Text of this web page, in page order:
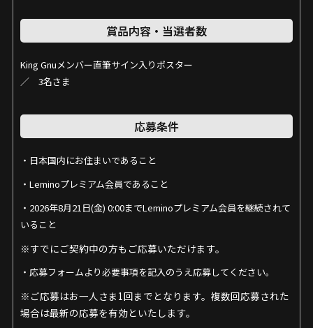
４．本特典と当社が同時期に実施するほかの特典との重複当選がで
きない場合があります。また、応募受付状況や抽選結果に関する
ください。
５．「ドコモ MAX」または「ドコモ ポイ活 MAX」の契約を条件とし
翌月から起算して1年以内に開始される同様の抽選施策（本特典を
含みます）には重複当選できない場合があります。
６．当選された賞品の交換および第三者への当選権の譲渡・販売は
８．当社は、次に掲げる場合、あらかじめ本特典サイトに掲載する
など、当社が適切と判断する方法により周知をすることにより、
本規約の内容を変更することができるものとします。本規約が変
①本規約の変更が、応募者の一般の利益に適合するとき。
②本規約の変更が、応募者が本特典に応募した目的に反せず、か
賞品内容・当選者数
King Gnuメンバー直筆サイン入りポスター
／ 3名さま
応募条件
・日本国内にお住まいであること
・Leminoプレミアム会員であること
・2026年8月21日(金) 0:00までLeminoプレミアム会員を継続されて
いること
※すでにご契約中の方もご応募いただけます。
・応募フォームより必要事項を記入のうえ応募してください。
※ご応募はお一人さま1回までとなります。複数回応募された
場合は最新の応募を有効といたします。